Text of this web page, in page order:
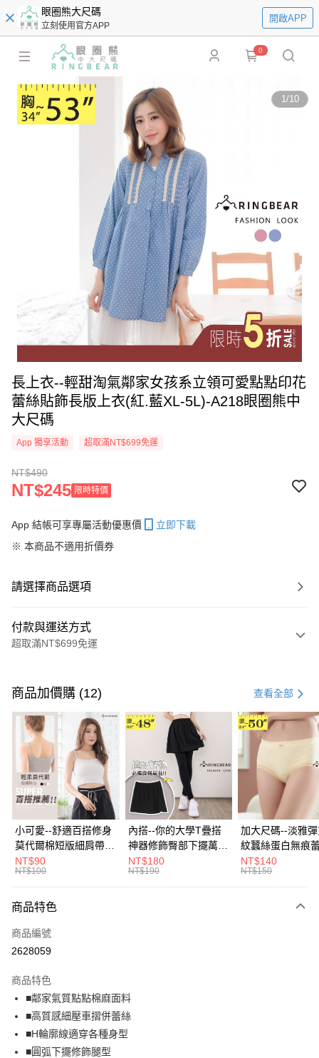
眼圈熊大尺碼
立刻使用官方APP
開啟APP
0
1/10
長上衣--輕甜淘氣鄰家女孩系立領可愛點點印花
蕾絲貼飾長版上衣(紅.藍XL-5L)-A218眼圈熊中
大尺碼
App 獨享活動 超取滿NT$699免運
NT$490
NT$245 限時特價
App 結帳可享專屬活動優惠價
立即下載
※ 本商品不適用折價券
請選擇商品選項
付款與運送方式
超取滿NT$699免運
信用卡一次付款
超商取貨付款
LINE Pay
Apple Pay
街口支付
悠遊付
Google Pay
全盈+PAY
大哥付你分期
【大哥付你分期使用說明】
1.本服務由台灣大哥大提供，台灣大哥大用戶可立即使用無須另外申請。
流程，驗證手機門號後，選擇欲分期的期數、繳款截止日，確認付款後即完
成交易。
3.實際核准額度、可分期數及費用金額請依後續交易確認頁面所載為準。
4.訂單成立30分鐘內，如未前往確認交易或遇審核未通過，訂單將自動取
法說明評估內容。
【繳款方式說明】
AFTEE先享後付
【關於「AFTEE先享後付」】
AFTEE先享後付是「在收到商品之後才付款」的支付方式。 讓您購物簡單
便利好安心！
１．簡單：不需註冊會員、不需綁卡、不需儲值。
２．便利：只要手機號碼，簡訊認證，即可結帳。
３．安心：先確認商品／服務後，再付款。
ATM付款
全家取貨付款
商品加價購 (12) 查看全部
小可愛--舒適百搭修身
莫代爾棉短版細肩帶素
色背心(白.黑.灰L-2L)-
U582眼圈熊中大尺碼
NT$90
NT$100
內搭--你的大學T疊搭
神器修飾臀部下擺萬用
內搭裙/遮臀裙(黑2L-
6L)-Q155眼圈熊中大
NT$180
NT$190
加大尺碼--淡雅
紋蠶絲蛋白無痕
角內褲(白.粉.藍.
3L)-L28眼圈熊中
NT$140
NT$150
商品特色
商品編號
2628059
商品特色
■鄰家氣質點點棉麻面料
■高質感細壓車摺併蕾絲
■H輪廓線適穿各種身型
■圓弧下擺修飾腿型